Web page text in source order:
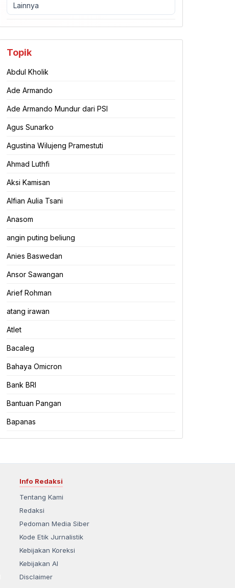
Lainnya
Topik
Abdul Kholik
Ade Armando
Ade Armando Mundur dari PSI
Agus Sunarko
Agustina Wilujeng Pramestuti
Ahmad Luthfi
Aksi Kamisan
Alfian Aulia Tsani
Anasom
angin puting beliung
Anies Baswedan
Ansor Sawangan
Arief Rohman
atang irawan
Atlet
Bacaleg
Bahaya Omicron
Bank BRI
Bantuan Pangan
Bapanas
Info Redaksi
Tentang Kami
Redaksi
Pedoman Media Siber
Kode Etik Jurnalistik
Kebijakan Koreksi
Kebijakan AI
Disclaimer